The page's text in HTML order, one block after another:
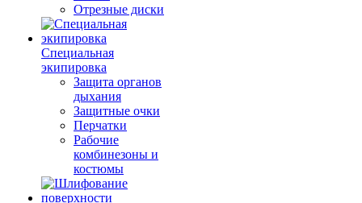
Отрезные диски
Специальная
экипировка
Защита органов
дыхания
Защитные очки
Перчатки
Рабочие
комбинезоны и
костюмы